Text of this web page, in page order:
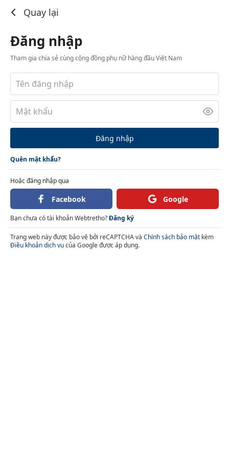
Quay lại
Đăng nhập
Tham gia chia sẻ cùng cộng đồng phụ nữ hàng đầu Việt Nam
Đăng nhập
Quên mật khẩu?
Hoặc đăng nhập qua
Facebook Google
Bạn chưa có tài khoản Webtretho?Đăng ký
Trang web này được bảo vệ bởi reCAPTCHA và Chính sách bảo mật kèm
Điều khoản dịch vụcủa Google được áp dụng.